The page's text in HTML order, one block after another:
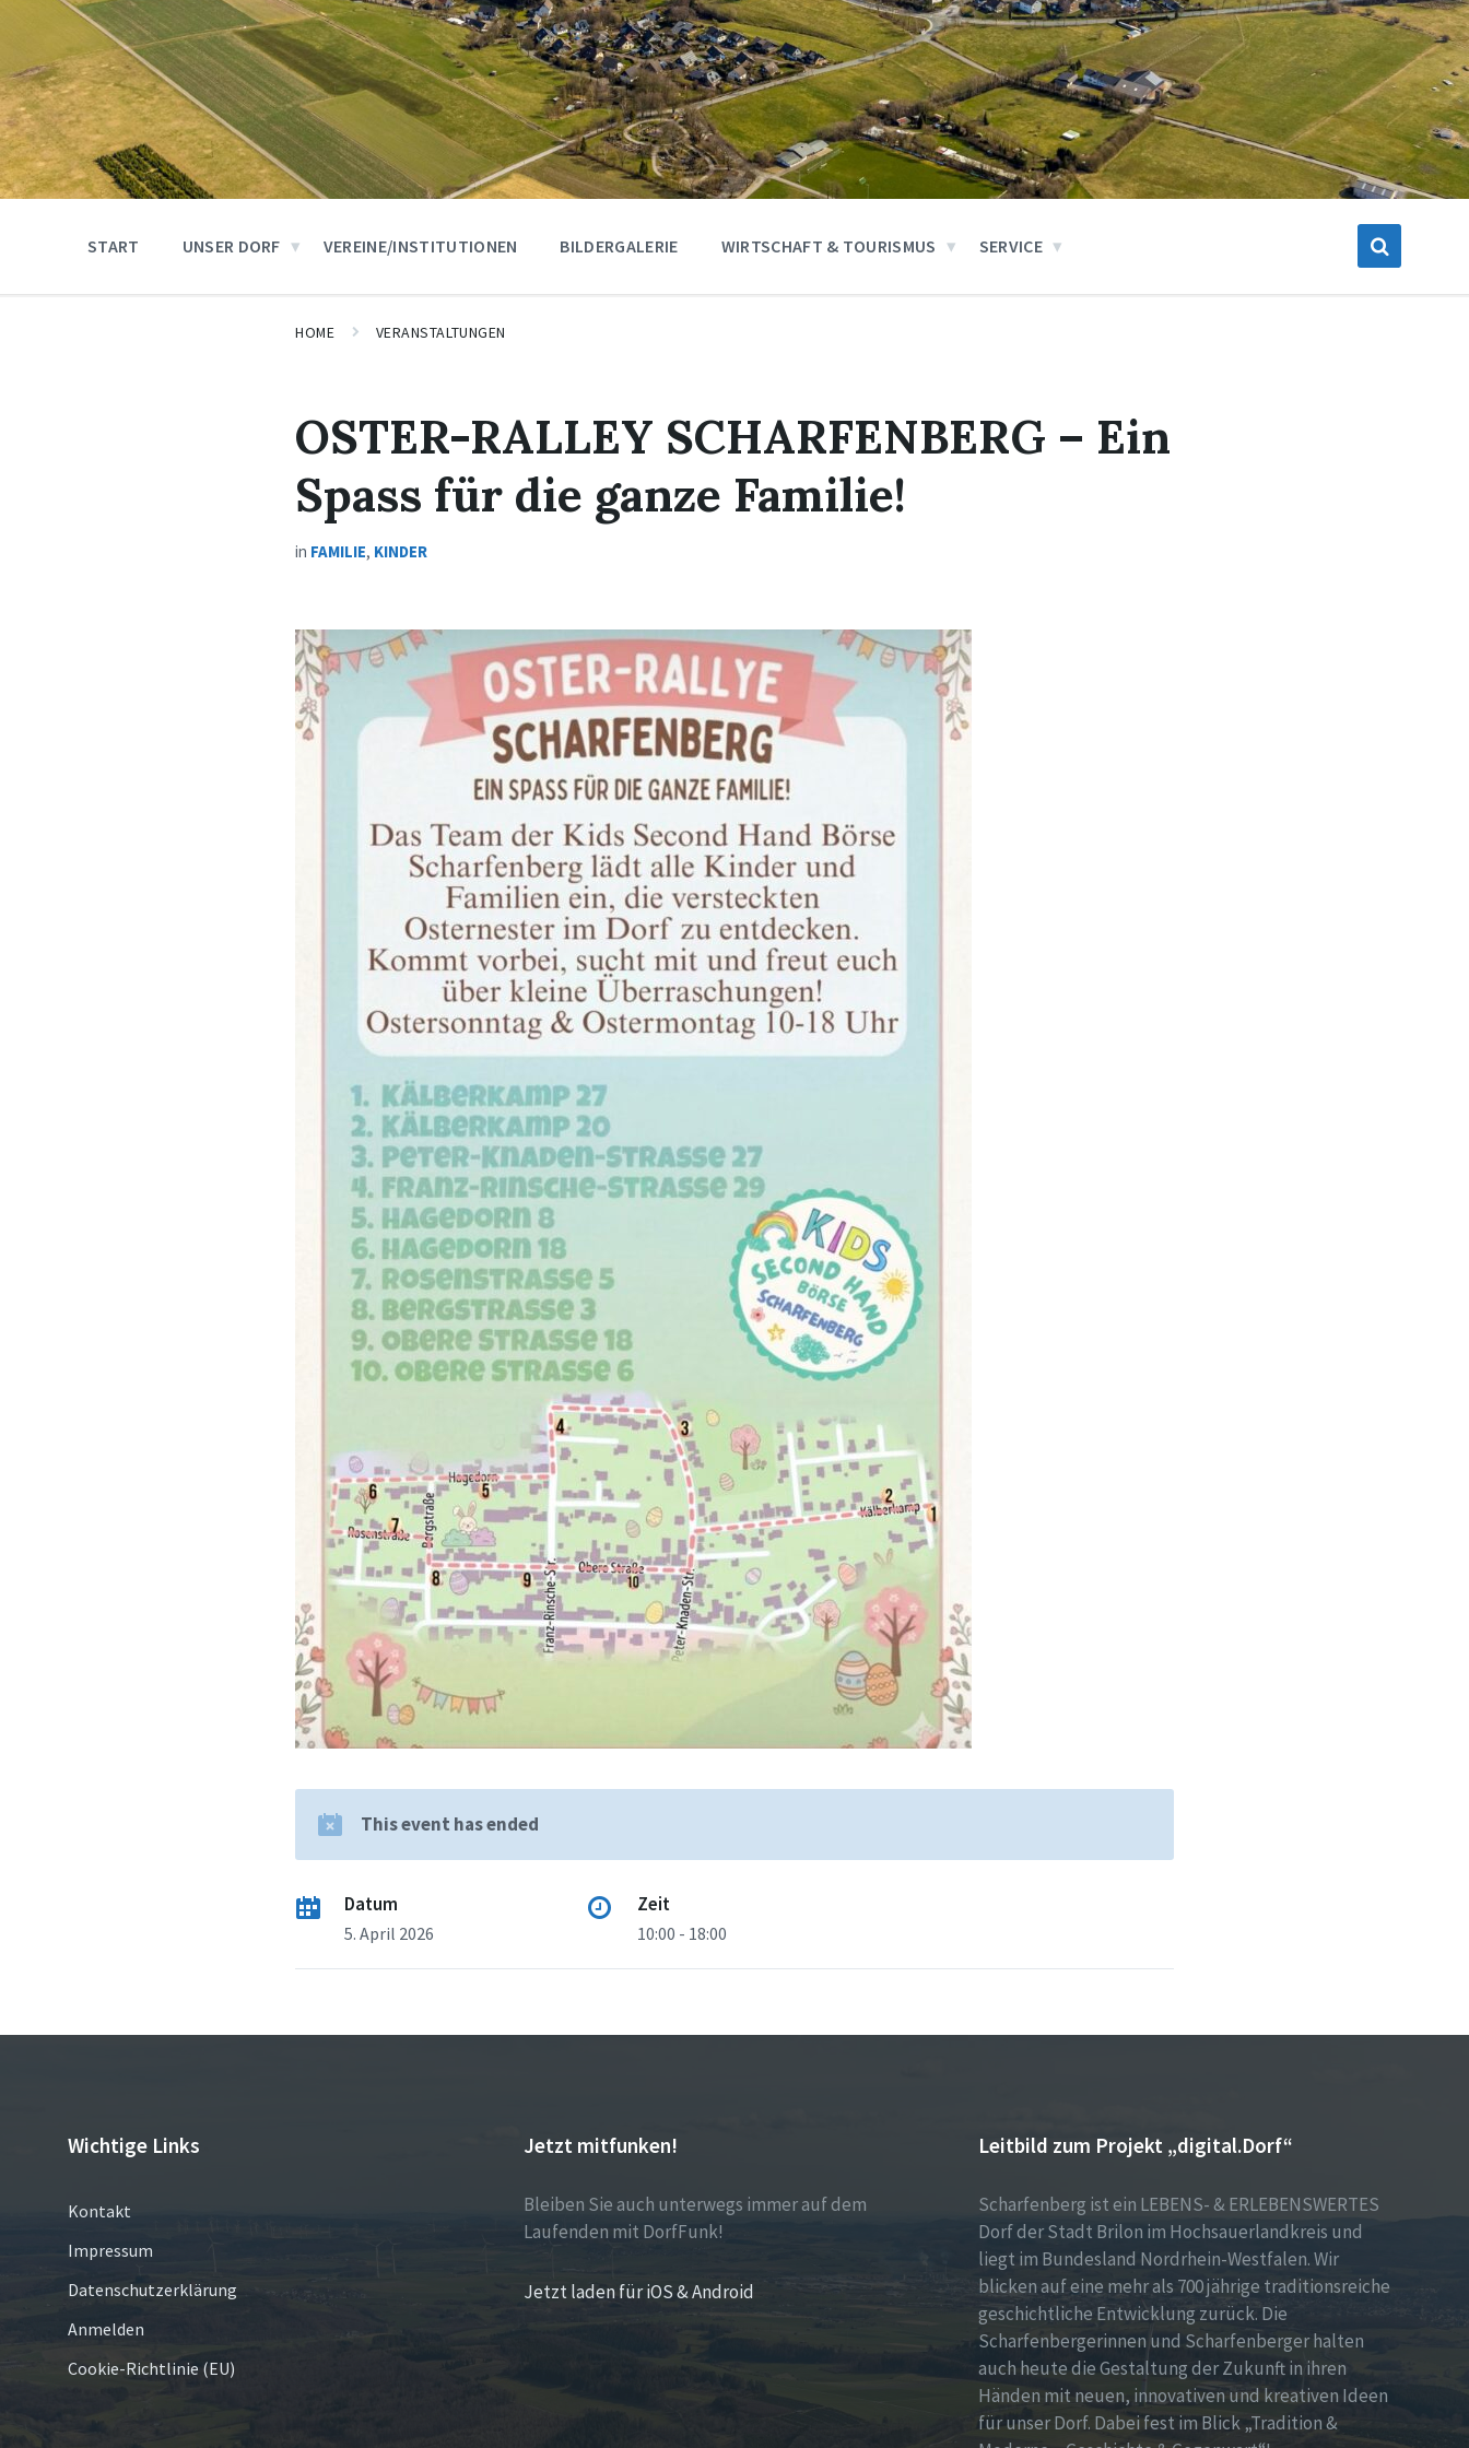
START UNSER DORF VEREINE/INSTITUTIONEN BILDERGALERIE WIRTSCHAFT & TOURISMUS SERVICE
HOME VERANSTALTUNGEN
OSTER-RALLEY SCHARFENBERG – Ein
Spass für die ganze Familie!
in FAMILIE, KINDER
This event has ended
Datum
5. April 2026
Zeit
10:00 - 18:00
Wichtige Links
Kontakt
Impressum
Datenschutzerklärung
Anmelden
Cookie-Richtlinie (EU)
Jetzt mitfunken!
Bleiben Sie auch unterwegs immer auf dem
Laufenden mit DorfFunk!
Jetzt laden für iOS & Android
Leitbild zum Projekt „digital.Dorf“
Scharfenberg ist ein LEBENS- & ERLEBENSWERTES
Dorf der Stadt Brilon im Hochsauerlandkreis und
liegt im Bundesland Nordrhein-Westfalen. Wir
blicken auf eine mehr als 700 jährige traditionsreiche
geschichtliche Entwicklung zurück. Die
Scharfenbergerinnen und Scharfenberger halten
auch heute die Gestaltung der Zukunft in ihren
Händen mit neuen, innovativen und kreativen Ideen
für unser Dorf. Dabei fest im Blick „Tradition &